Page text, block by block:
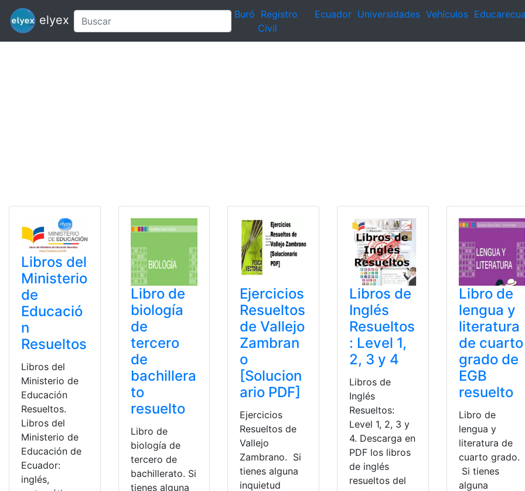
elyex Buró Registro
Civil
Ecuador Universidades Vehículos
Libros del
Ministerio
de
Educació
n
Resueltos
Libros del
Ministerio de
Educación
Resueltos.
Libros del
Ministerio de
Educación de
Ecuador:
inglés,
Libro de
biología
de
tercero
de
bachillera
to
resuelto
Libro de
biología de
tercero de
bachillerato. Si
tienes alguna
Ejercicios
Resueltos
de Vallejo
Zambran
o
[Solucion
ario PDF]
Ejercicios
Resueltos de
Vallejo
Zambrano. Si
tienes alguna
inquietud
Libros de
Inglés
Resueltos
: Level 1,
2, 3 y 4
Libros de
Inglés
Resueltos:
Level 1, 2, 3 y
4. Descarga en
PDF los libros
de inglés
resueltos del
Libro de
lengua y
literatura
de cuarto
grado de
EGB
resuelto
Libro de
lengua y
literatura de
cuarto grado.
Si tienes
alguna